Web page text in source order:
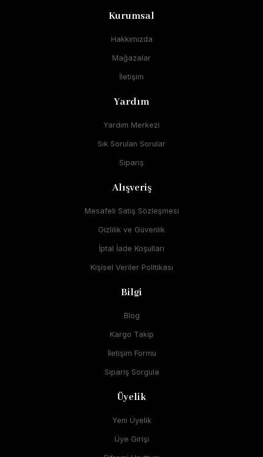
Kurumsal
Hakkımızda
Mağazalar
İletişim
Yardım
Yardım Merkezi
Sık Sorulan Sorular
Sipariş
Alışveriş
Mesafeli Satış Sözleşmesi
Gizlilik ve Güvenlik
İptal İade Koşullari
Kişisel Veriler Politikası
Bilgi
Blog
Kargo Takip
İletişim Formu
Sipariş Sorgula
Üyelik
Yeni Üyelik
Üye Girişi